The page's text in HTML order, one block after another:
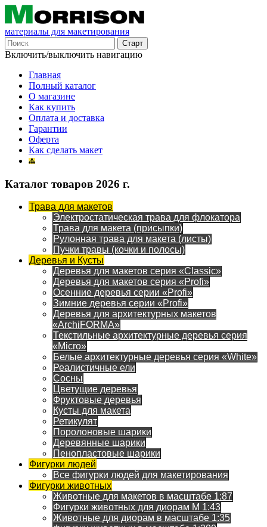
материалы для макетирования
Включить/выключить навигацию
Главная
Полный каталог
О магазине
Как купить
Оплата и доставка
Гарантии
Оферта
Как сделать макет
Каталог товаров 2026 г.
Трава для макетов
Электростатическая трава для флокатора
Трава для макета (присыпки)
Рулонная трава для макета (листы)
Пучки травы (кочки и полосы)
Деревья и Кусты
Деревья для макетов серия «Classic»
Деревья для макетов серия «Profi»
Осенние деревья серии «Profi»
Зимние деревья серии «Profi»
Деревья для архитектурных макетов
«ArchiFORMA»
Текстильные архитектурные деревья серия
«Micro»
Белые архитектурные деревья серия «White»
Реалистичные ели
Сосны
Цветущие деревья
Фруктовые деревья
Кусты для макета
Ретикулят
Поролоновые шарики
Деревянные шарики
Пенопластовые шарики
Фигурки людей
Все фигурки людей для макетирования
Фигурки животных
Животные для макетов в масштабе 1:87
Фигурки животных для диорам М 1:43
Животные для диорам в масштабе 1:35